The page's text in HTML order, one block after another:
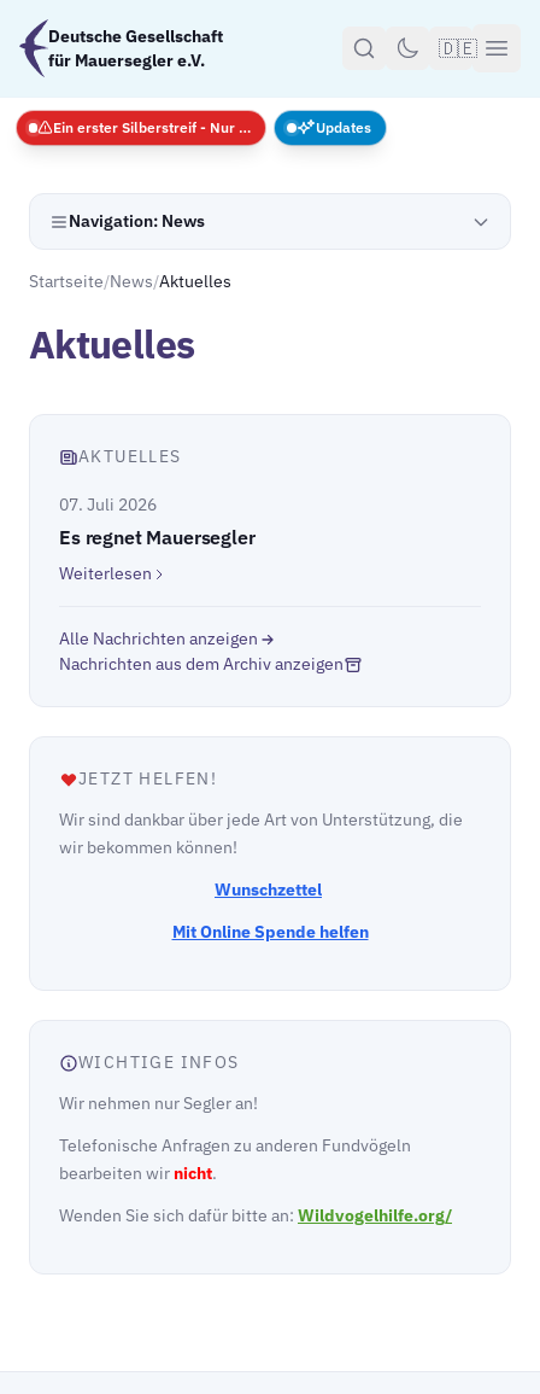
Zum Hauptinhalt springen
Deutsche Gesellschaft
für Mauersegler e.V.
🇩🇪
Navigation: News
Startseite/News/Aktuelles
Aktuelles
AKTUELLES
07. Juli 2026
Es regnet Mauersegler
Weiterlesen
Alle Nachrichten anzeigen
Nachrichten aus dem Archiv anzeigen
JETZT HELFEN!
Wir sind dankbar über jede Art von Unterstützung, die
wir bekommen können!
Wunschzettel
Mit Online Spende helfen
WICHTIGE INFOS
Wir nehmen nur Segler an!
Telefonische Anfragen zu anderen Fundvögeln
bearbeiten wir nicht.
Wenden Sie sich dafür bitte an: Wildvogelhilfe.org/
Ein erster Silberstreif - Nur Notfälle Updates